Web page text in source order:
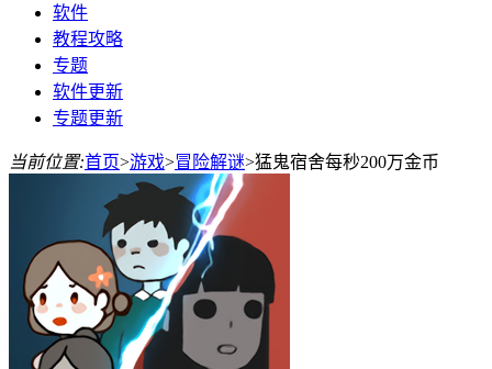
软件
教程攻略
专题
软件更新
专题更新
当前位置:首页>游戏>冒险解谜>猛鬼宿舍每秒200万金币